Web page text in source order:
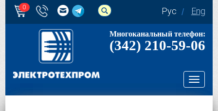
0 Рус Eng
Многоканальный телефон:
(342) 210-59-06